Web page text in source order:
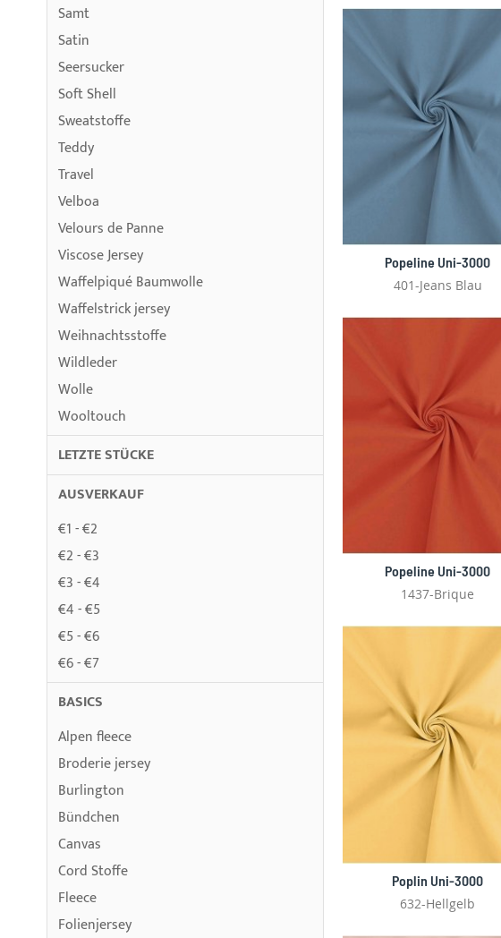
Popeline Uni-3000
401-Jeans Blau
Popeline Uni-3000
1437-Brique
Poplin Uni-3000
632-Hellgelb
Samt
Satin
Seersucker
Soft Shell
Sweatstoffe
Teddy
Travel
Velboa
Velours de Panne
Viscose Jersey
Waffelpiqué Baumwolle
Waffelstrick jersey
Weihnachtsstoffe
Wildleder
Wolle
Wooltouch
LETZTE STÜCKE
AUSVERKAUF
€1 - €2
€2 - €3
€3 - €4
€4 - €5
€5 - €6
€6 - €7
BASICS
Alpen fleece
Broderie jersey
Burlington
Bündchen
Canvas
Cord Stoffe
Fleece
Folienjersey